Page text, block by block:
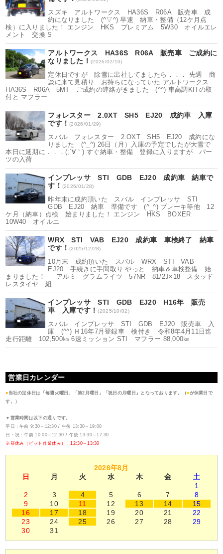
スズキ アルトワークス HA36S R06A 販売車 成
約になりました (^▽^) 早速 納車・整備（12ケ月点
検）に入りました！ エンジン HKS プレミアム 5W30 オイルエレ
メント 交換 S
アルトワークス HA36S R06A 販売車 ご成約に
なりました！(2026/02/10)
定休日ですが 除雪に出社してましたら．．． 先週 商
談に来て見積り お持ちになっていた アルトワークス
HA36S R06A 5MT ご成約の連絡がきました (^^) 車高調KITの取
付と マフラー
フォレスター 2.0XT SH5 EJ20 成約車 入庫
です！(2026/01/29)
スバル フォレスター 2.OXT SH5 EJ20 成約にな
りました (^_^) 26日（月）入庫の予定でしたが大雪で
本日に延期に．．．(;´∀｀) すぐ納車・整備 登録に入りますが パー
ツの入荷
インプレッサ STI GDB EJ20 成約車 納車で
す！ (2026/01/28)
昨年末に成約頂いた スバル インプレッサ STI
GDB EJ20 納車 準備です (^_^) ブレーキ等他 12
ケ月（納車）点検 始まりました！ エンジン HKS BOXER
10W40 オイルエ
WRX STI VAB EJ20 成約車 車検終了 納車
です！(2025/12/28)
10月末 成約頂いた スバル WRX STI VAB
EJ20 手続きに手間取り やっと 納車＆車検整備 始
まりました！ アルミ グラムライツ 57NR 81/2J×18 スタッド
レスタイヤ 組
インプレッサ STI GDB EJ20 H16年 販売
車 入庫です！(2025/10/02)
スバル インプレッサ STI GDB EJ20 販売車 入
庫 (^^) Ｈ16年7月登録車 検付き 令和8年4月11日迄
走行距離 102,500㎞ 6速ミッション STI マフラー 88,000㎞
営業日カレンダー
● 当社の定休日は「毎週火曜日」「第2月曜日」「祝日の月曜日」となっております。（■が休業日で
す。）
▼営業時間は以下の通りです。
平日：午前 9:30～12:30 / 午後 13:30～19:00
日・祝：午前 10:00～12:30 / 午後 13:30～17:30
※昼休み（ピット作業休み）：12:30～13:30
2026年8月
日
月 火 水 木 金
土
1
2
3 4 5 6 7
8
9
10 11 12 13 14
15
16
17 18 19 20 21
22
23
24 25 26 27 28
29
30
31